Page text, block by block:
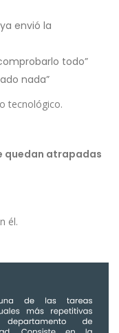
envió la
todo”
nada”
tecnológico.
quedan atrapadas
él.